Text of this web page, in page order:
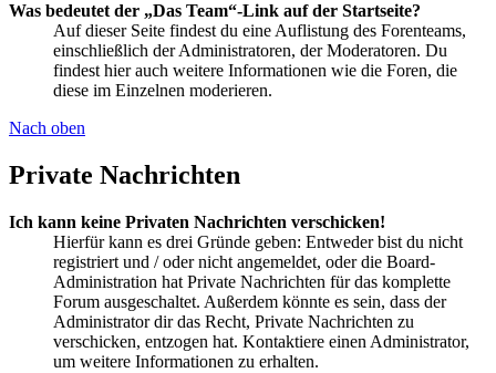
Was bedeutet der „Das Team“-Link auf der Startseite?
Auf dieser Seite findest du eine Auflistung des Forenteams,
einschließlich der Administratoren, der Moderatoren. Du
findest hier auch weitere Informationen wie die Foren, die
diese im Einzelnen moderieren.
Nach oben
Private Nachrichten
Ich kann keine Privaten Nachrichten verschicken!
Hierfür kann es drei Gründe geben: Entweder bist du nicht
registriert und / oder nicht angemeldet, oder die Board-
Administration hat Private Nachrichten für das komplette
Forum ausgeschaltet. Außerdem könnte es sein, dass der
Administrator dir das Recht, Private Nachrichten zu
verschicken, entzogen hat. Kontaktiere einen Administrator,
um weitere Informationen zu erhalten.